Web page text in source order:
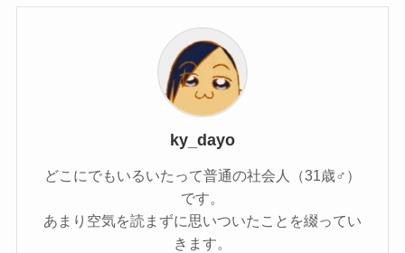
ky_dayo
どこにでもいるいたって普通の社会人（31歳♂）
です。
あまり空気を読まずに思いついたことを綴ってい
きます。